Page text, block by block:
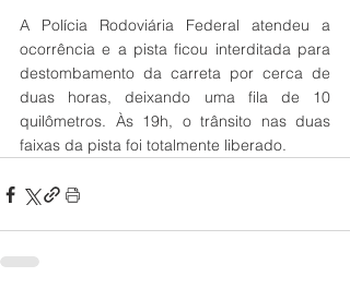
A Polícia Rodoviária Federal atendeu a
ocorrência e a pista ficou interditada para
destombamento da carreta por cerca de
duas horas, deixando uma fila de 10
quilômetros. Às 19h, o trânsito nas duas
faixas da pista foi totalmente liberado.